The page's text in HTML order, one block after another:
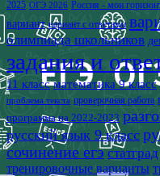
2025 ОГЭ 2026 Россия - мои
вариант вариант с ответами
олимпиада школьников
задания и
11 класс математика 9 класс
проблема текста проверочная работа
программа на 2022-2023
русский язык 9 класс
сочинение егэ статград
тренировочные варианты